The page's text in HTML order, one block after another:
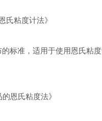
粘度计法》
标准，适用于使用恩氏粘
恩氏粘度法》